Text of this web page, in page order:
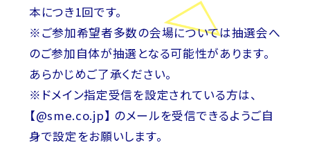
本につき1回です。
※ご参加希望者多数の会場については抽選会へ
のご参加自体が抽選となる可能性があります。
あらかじめご了承ください。
※ドメイン指定受信を設定されている方は、
【@sme.co.jp】 のメールを受信できるようご自
身で設定をお願いします。